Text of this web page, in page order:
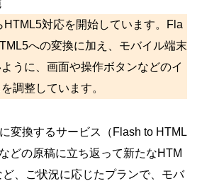
対応を開始しています。Fla
への変換に加え、モバイル端末
うに、画面や操作ボタンなどのイ
調整しています。
変換するサービス（Flash to HTML
どの原稿に立ち返って新たなHTM
、ご状況に応じたプランで、モバ